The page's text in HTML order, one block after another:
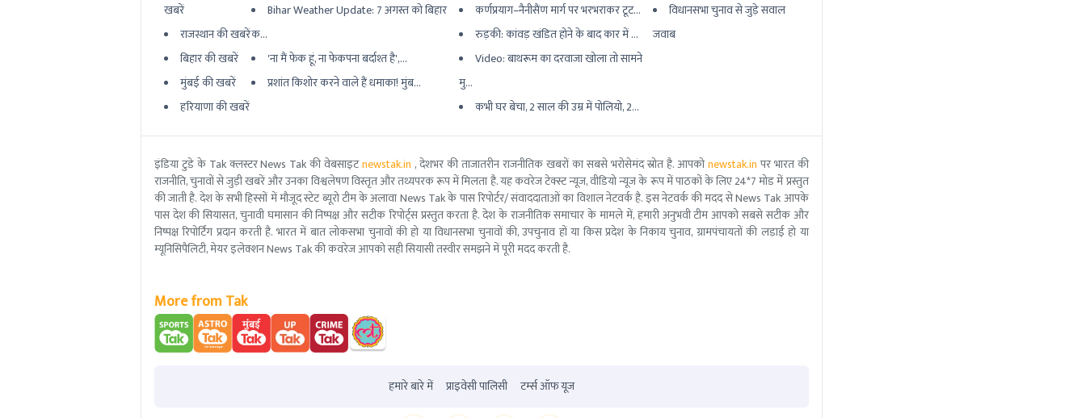
खबरें
राजस्थान की खबरें
बिहार की खबरें
मुंबई की खबरें
हरियाणा की खबरें
Bihar Weather Update: 7 अगस्त को बिहार
क...
'ना मैं फेक हूं, ना फेकपना बर्दाश्त है',...
प्रशांत किशोर करने वाले हैं धमाका! मुंब...
कर्णप्रयाग–नैनीसैंण मार्ग पर भरभराकर टूट...
रुड़की: कांवड़ खंडित होने के बाद कार में ...
Video: बाथरूम का दरवाजा खोला तो सामने
मु...
कभी घर बेचा, 2 साल की उम्र में पोलियो, 2...
विधानसभा चुनाव से जुड़े सवाल
जवाब
इंडिया टुडे के Tak क्लस्टर News Tak की वेबसाइटnewstak.in , देशभर की ताजातरीन राजनीतिक खबरों का सबसे भरोसेमंद स्रोत है. आपकोnewstak.in पर भारत की
राजनीति, चुनावों से जुड़ी खबरें और उनका विश्वलेषण विस्तृत और तथ्यपरक रूप में मिलता है. यह कवरेज टेक्स्ट न्यूज, वीडियो न्यूज के रूप में पाठकों के लिए 24*7 मोड में प्रस्तुत
की जाती है. देश के सभी हिस्सों में मौजूद स्टेट ब्यूरो टीम के अलावा News Tak के पास रिपोर्टर/ संवाददाताओं का विशाल नेटवर्क है. इस नेटवर्क की मदद से News Tak आपके
पास देश की सियासत, चुनावी घमासान की निष्पक्ष और सटीक रिपोर्ट्स प्रस्तुत करता है. देश के राजनीतिक समाचार के मामले में, हमारी अनुभवी टीम आपको सबसे सटीक और
निष्पक्ष रिपोर्टिंग प्रदान करती है. भारत में बात लोकसभा चुनावों की हो या विधानसभा चुनावों की, उपचुनाव हों या किस प्रदेश के निकाय चुनाव, ग्रामपंचायतों की लड़ाई हो या
म्यूनिसिपैलिटी, मेयर इलेक्शन News Tak की कवरेज आपको सही सियासी तस्वीर समझने में पूरी मदद करती है.
More from Tak
हमारे बारे में प्राइवेसी पालिसी टर्म्स ऑफ यूज